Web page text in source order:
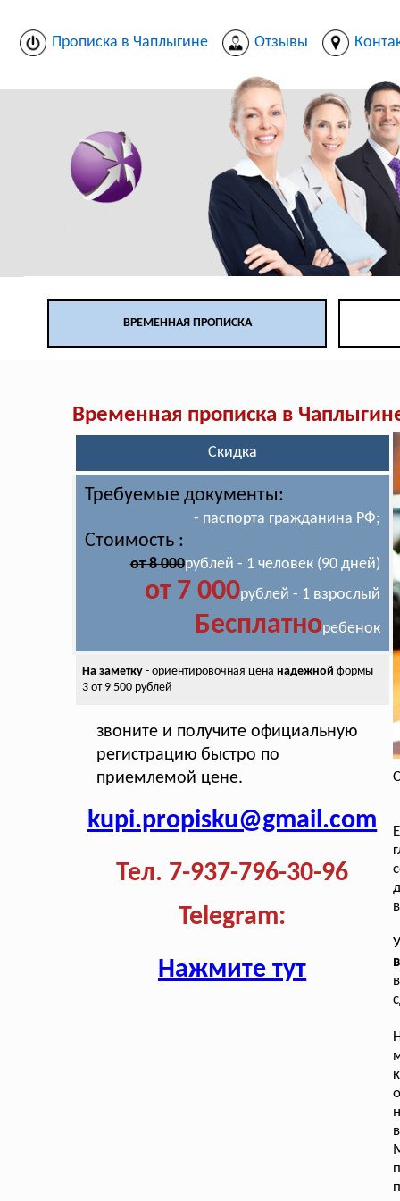
Прописка в Чаплыгине Отзывы
ВРЕМЕННАЯ ПРОПИСКА
Временная прописка в
Скидка
Требуемые документы:
- паспорта гражданина РФ;
Стоимость :
от 8 000рублей - 1 человек (90 дней)
от 7 000рублей - 1 взрослый
Бесплатноребенок
На заметку- ориентировочная цена надежной формы
3 от 9 500 рублей
звоните и получите официальную
регистрацию быстро по
приемлемой цене.
kupi.propisku@gmail.com
Тел. 7-937-796-30-96
Telegram:
Нажмите тут